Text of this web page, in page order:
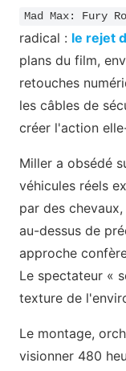
Mad Max: Fury
radical : le rejet
plans du film,
retouches
les câbles de
créer l'action
Miller a obsédé
véhicules réels
par des
au-dessus de
approche
Le spectateur «
texture de
Le montage,
visionner 480